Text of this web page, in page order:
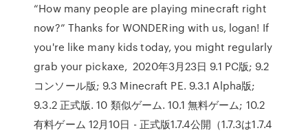
“How many people are playing minecraft right
now?” Thanks for WONDERing with us, logan! If
you're like many kids today, you might regularly
grab your pickaxe, 2020年3月23日 9.1 PC版; 9.2
コンソール版; 9.3 Minecraft PE. 9.3.1 Alpha版;
9.3.2 正式版. 10 類似ゲーム. 10.1 無料ゲーム; 10.2
有料ゲーム 12月10日 - 正式版1.7.4公開（1.7.3は1.7.4